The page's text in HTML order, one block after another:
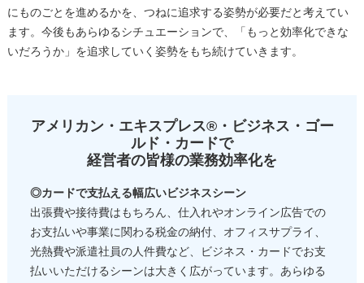
にものごとを進めるかを、つねに追求する姿勢が必要だと考えてい
ます。今後もあらゆるシチュエーションで、「もっと効率化できな
いだろうか」を追求していく姿勢をもち続けていきます。
アメリカン・エキスプレス®・ビジネス・ゴー
ルド・カードで
経営者の皆様の業務効率化を
◎カードで支払える幅広いビジネスシーン
出張費や接待費はもちろん、仕入れやオンライン広告での
お支払いや事業に関わる税金の納付、オフィスサプライ、
光熱費や派遣社員の人件費など、ビジネス・カードでお支
払いいただけるシーンは大きく広がっています。あらゆる